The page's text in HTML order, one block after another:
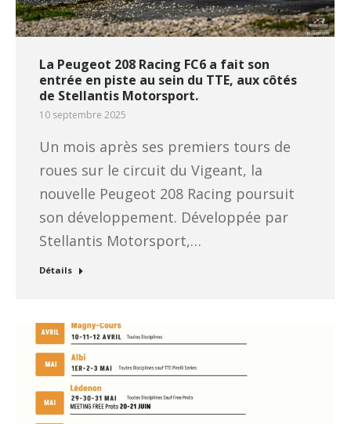
La Peugeot 208 Racing FC6 a fait son
entrée en piste au sein du TTE, aux côtés
de Stellantis Motorsport.
10 septembre 2025
Un mois après ses premiers tours de
roues sur le circuit du Vigeant, la
nouvelle Peugeot 208 Racing poursuit
son développement. Développée par
Stellantis Motorsport,…
Détails